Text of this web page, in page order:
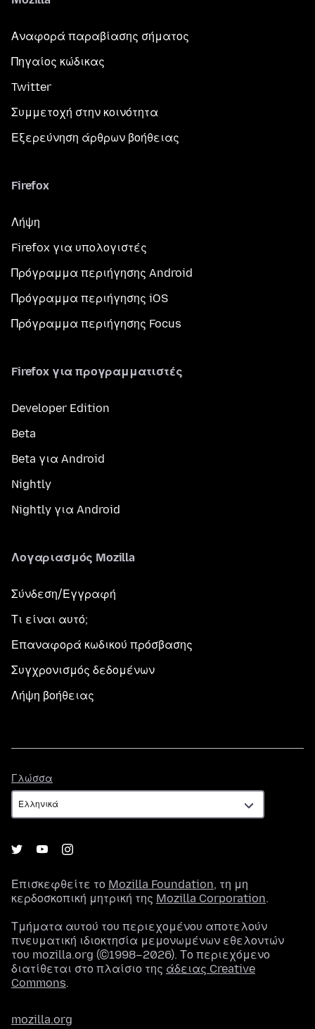
Αναφορά παραβίασης σήματος
Πηγαίος κώδικας
Twitter
Συμμετοχή στην κοινότητα
Εξερεύνηση άρθρων βοήθειας
Firefox
Λήψη
Firefox για υπολογιστές
Πρόγραμμα περιήγησης Android
Πρόγραμμα περιήγησης iOS
Πρόγραμμα περιήγησης Focus
Firefox για προγραμματιστές
Developer Edition
Beta
Beta για Android
Nightly
Nightly για Android
Λογαριασμός Mozilla
Σύνδεση/Εγγραφή
Τι είναι αυτό;
Επαναφορά κωδικού πρόσβασης
Συγχρονισμός δεδομένων
Λήψη βοήθειας
Γλώσσα
Επισκεφθείτε το Mozilla Foundation, τη μη
κερδοσκοπική μητρική της Mozilla Corporation.
Τμήματα αυτού του περιεχομένου αποτελούν
πνευματική ιδιοκτησία μεμονωμένων εθελοντών
του mozilla.org (©1998–2026). Το περιεχόμενο
διατίθεται στο πλαίσιο της άδειας Creative
Commons.
mozilla.org